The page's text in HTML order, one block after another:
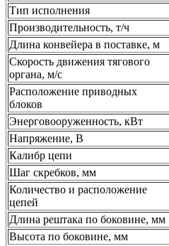
Тип исполнения
Производительность, т/ч
Длина конвейера в поставке, м
Скорость движения тягового
органа, м/с
Расположение приводных
блоков
Энерговооруженность, кВт
Напряжение, В
Калибр цепи
Шаг скребков, мм
Количество и расположение
цепей
Длина рештака по боковине, мм
Высота по боковине, мм